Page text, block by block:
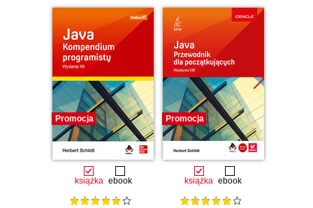
Promocja
książka ebook
Promocja
książka ebook